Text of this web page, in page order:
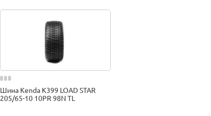
Шина Kenda K399 LOAD STAR
205/65-10 10PR 98N TL